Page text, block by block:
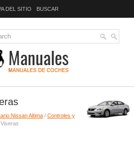
DEL SITIO BUSCAR
Nissan Altima / Controles y